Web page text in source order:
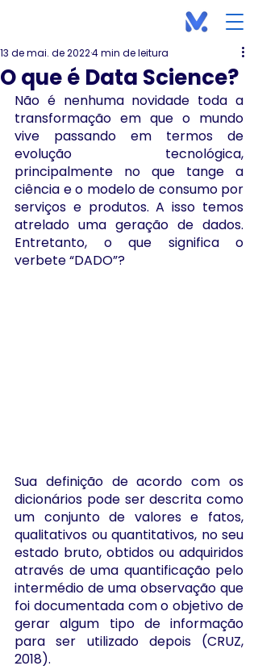
O que é Data Science?
13 de mai. de 20224 min de leitura
Não é nenhuma novidade toda a
transformação em que o mundo
vive passando em termos de
evolução tecnológica,
principalmente no que tange a
ciência e o modelo de consumo por
serviços e produtos. A isso temos
atrelado uma geração de dados.
Entretanto, o que significa o
verbete “DADO”?
Sua definição de acordo com os
dicionários pode ser descrita como
um conjunto de valores e fatos,
qualitativos ou quantitativos, no seu
estado bruto, obtidos ou adquiridos
através de uma quantificação pelo
intermédio de uma observação que
foi documentada com o objetivo de
gerar algum tipo de informação
para ser utilizado depois (CRUZ,
2018).